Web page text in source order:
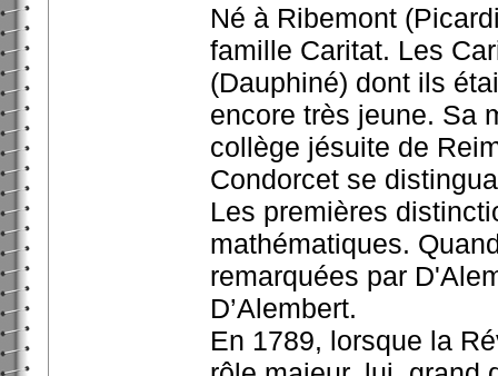
Né à Ribemont
famille Caritat. Les
(Dauphiné) dont ils
encore très jeune. Sa
collège jésuite de
Condorcet se
Les premières
mathématiques.
remarquées par
D’Alembert.
En 1789, lorsque la